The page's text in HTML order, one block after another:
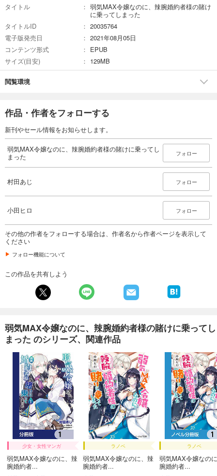
タイトル
弱気MAX令嬢なのに、辣腕婚約者様の賭け
に乗ってしまった
タイトルID
20035764
電子版発売日
2021年08月05日
コンテンツ形式
EPUB
サイズ(目安)
129MB
閲覧環境
作品・作者をフォローする
新刊やセール情報をお知らせします。
弱気MAX令嬢なのに、辣腕婚約者様の賭けに乗ってし
まった
フォロー
村田あじ フォロー
小田ヒロ フォロー
その他の作者をフォローする場合は、作者名から作者ページを表示して
ください
フォロー機能について
この作品を共有しよう
弱気MAX令嬢なのに、辣腕婚約者様の賭けに乗ってし
まった のシリーズ、関連作品
少女・女性マンガ
弱気MAX令嬢なのに、辣
腕婚約者...
ラノベ
弱気MAX令嬢なのに、辣
腕婚約者...
ラノベ
弱気MAX令嬢なの
腕婚約者...